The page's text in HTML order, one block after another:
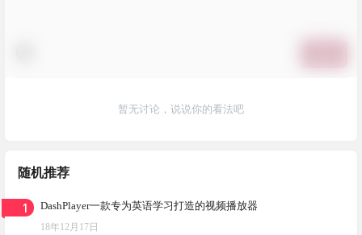
暂无讨论，说说你的看法吧
随机推荐
1 DashPlayer一款专为英语学习打造的视频播放器
18年12月17日